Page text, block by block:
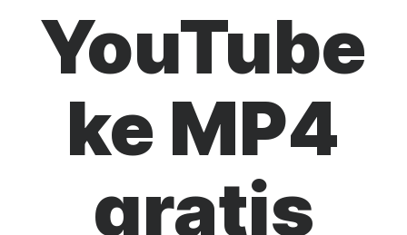
YouTube
ke MP4
gratis